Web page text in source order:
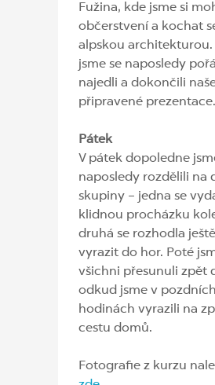
Fužina, kde jsme si
občerstvení a kochat
alpskou architekturou.
jsme se naposledy
najedli a dokončili
připravené prezentace.
Pátek
V pátek dopoledne
naposledy rozdělili na
skupiny – jedna se
klidnou procházku
druhá se rozhodla
vyrazit do hor. Poté
všichni přesunuli zpět
odkud jsme v pozdních
hodinách vyrazili na
cestu domů.
Fotografie z kurzu